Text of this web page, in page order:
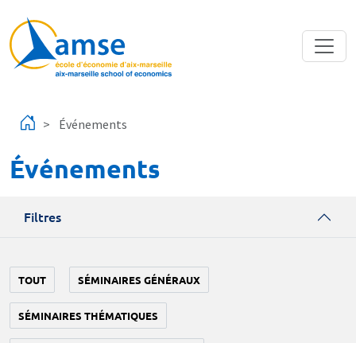
Événements
Événements
Filtres
TOUT SÉMINAIRES GÉNÉRAUX
SÉMINAIRES THÉMATIQUES